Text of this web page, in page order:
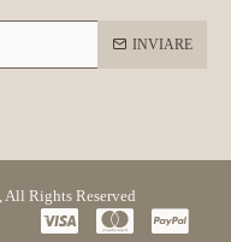
INVIARE
Rights Reserved